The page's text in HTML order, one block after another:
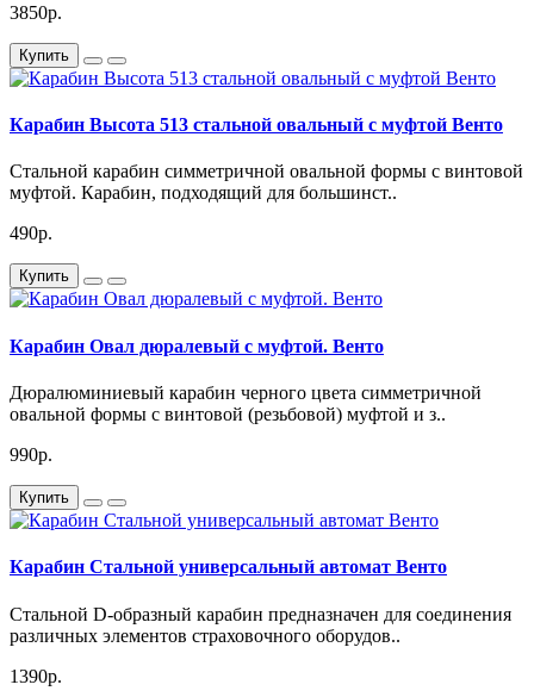
3850р.
Купить
Карабин Высота 513 стальной овальный с муфтой Венто
Стальной карабин симметричной овальной формы с винтовой
муфтой. Карабин, подходящий для большинст..
490р.
Купить
Карабин Овал дюралевый с муфтой. Венто
Дюралюминиевый карабин черного цвета симметричной
овальной формы с винтовой (резьбовой) муфтой и з..
990р.
Купить
Карабин Стальной универсальный автомат Венто
Стальной D-образный карабин предназначен для соединения
различных элементов страховочного оборудов..
1390р.